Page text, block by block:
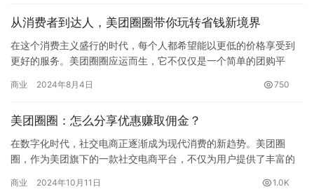
从消费者到达人，美团圈圈带你玩转省钱新境界
在这个消费主义盛行的时代，每个人都希望能以更低的价格享受到
更好的服务。美团圈圈应运而生，它不仅仅是一个简单的团购平
起深入探…
商业 2024年8月4日 750
美团圈圈：怎么分享优惠赚取佣金？
在数字化时代，社交电商正逐渐成为现代消费的新趋势。美团圈
圈，作为美团旗下的一款社交电商平台，不仅为用户提供了丰富的
的同…
商业 2024年10月11日 1.0K